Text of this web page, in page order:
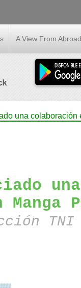
A View From Abroad
una